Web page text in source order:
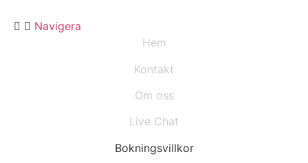
Navigera
Hem
Kontakt
Om oss
Live Chat
Bokningsvillkor